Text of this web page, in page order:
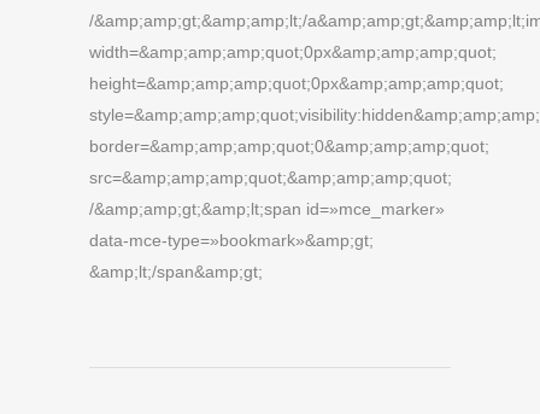
/&amp;amp;gt;&amp;amp;lt;/
width=&amp;amp;amp;quot;0px&amp;amp;amp;quot;
height=&amp;amp;amp;quot;0px&amp;amp;amp;quot;
border=&amp;amp;amp;quot;0&amp;amp;amp;quot;
src=&amp;amp;amp;quot;&amp;amp;amp;quot;
/&amp;amp;gt;&amp;lt;span id=»mce_marker»
data-mce-type=»bookmark»&amp;gt;​
&amp;lt;/span&amp;gt;